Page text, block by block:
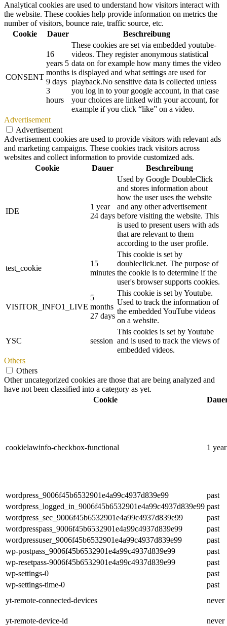
Analytical cookies are used to understand how visitors interact with
the website. These cookies help provide information on metrics the
number of visitors, bounce rate, traffic source, etc.
Cookie
Dauer Beschreibung
CONSENT
16
years 5
months
9 days
3
hours
These cookies are set via embedded youtube-
videos. They register anonymous statistical
data on for example how many times the video
is displayed and what settings are used for
playback.No sensitive data is collected unless
you log in to your google account, in that case
your choices are linked with your account, for
example if you click “like” on a video.
Advertisement
Advertisement
Advertisement cookies are used to provide visitors with relevant ads
and marketing campaigns. These cookies track visitors across
websites and collect information to provide customized ads.
Cookie
Dauer Beschreibung
IDE
1 year
24 days
Used by Google DoubleClick
and stores information about
how the user uses the website
and any other advertisement
before visiting the website. This
is used to present users with ads
that are relevant to them
according to the user profile.
test_cookie
15
minutes
This cookie is set by
doubleclick.net. The purpose of
the cookie is to determine if the
user's browser supports cookies.
VISITOR_INFO1_LIVE
5
months
27 days
This cookie is set by Youtube.
Used to track the information of
the embedded YouTube videos
on a website.
YSC session
This cookies is set by Youtube
and is used to track the views of
embedded videos.
Others
Others
Other uncategorized cookies are those that are being analyzed and
have not been classified into a category as yet.
Cookie
cookielawinfo-checkbox-functional 1 year
wordpress_9006f45b6532901e4a99c4937d839e99
past
wordpress_logged_in_9006f45b6532901e4a99c4937d839e99 past
wordpress_sec_9006f45b6532901e4a99c4937d839e99
past
wordpresspass_9006f45b6532901e4a99c4937d839e99
past
wordpressuser_9006f45b6532901e4a99c4937d839e99
past
wp-postpass_9006f45b6532901e4a99c4937d839e99
past
wp-resetpass-9006f45b6532901e4a99c4937d839e99
past
wp-settings-0
past
wp-settings-time-0
past
yt-remote-connected-devices
never
yt-remote-device-id
never